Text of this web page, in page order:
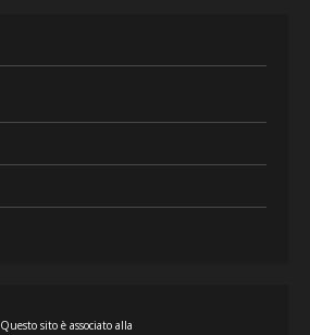
Questo sito è associato alla